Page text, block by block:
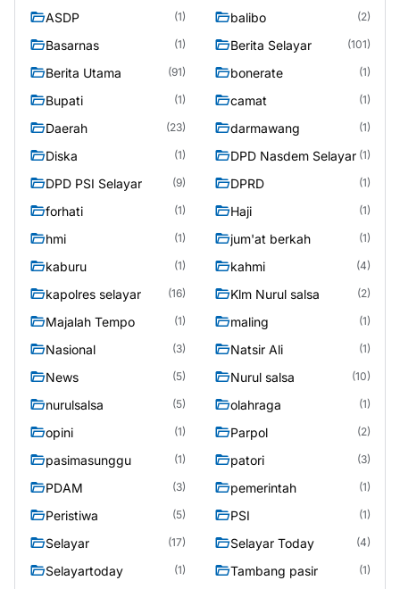
ASDP (1) balibo (2)
Basarnas (1) Berita Selayar (101)
Berita Utama (91) bonerate (1)
Bupati (1) camat (1)
Daerah (23) darmawang (1)
Diska (1) DPD Nasdem Selayar (1)
DPD PSI Selayar (9) DPRD (1)
forhati (1) Haji (1)
hmi (1) jum'at berkah (1)
kaburu (1) kahmi (4)
kapolres selayar (16) Klm Nurul salsa (2)
Majalah Tempo (1) maling (1)
Nasional (3) Natsir Ali (1)
News (5) Nurul salsa (10)
nurulsalsa (5) olahraga (1)
opini (1) Parpol (2)
pasimasunggu (1) patori (3)
PDAM (3) pemerintah (1)
Peristiwa (5) PSI (1)
Selayar (17) Selayar Today (4)
Selayartoday (1) Tambang pasir (1)